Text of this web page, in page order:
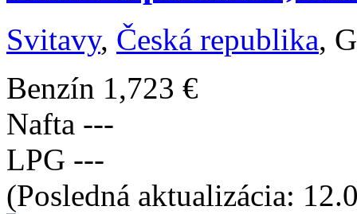
Svitavy, Česká republika,
Benzín 1,723 €
Nafta ---
LPG ---
(Posledná aktualizácia: